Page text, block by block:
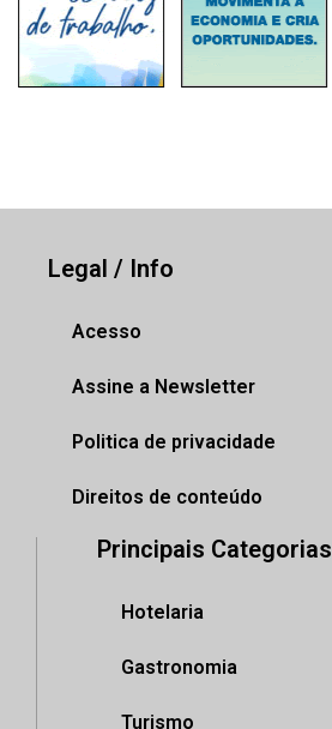
Legal / Info
Acesso
Assine a Newsletter
Politica de privacidade
Direitos de conteúdo
Principais Categorias
Hotelaria
Gastronomia
Turismo